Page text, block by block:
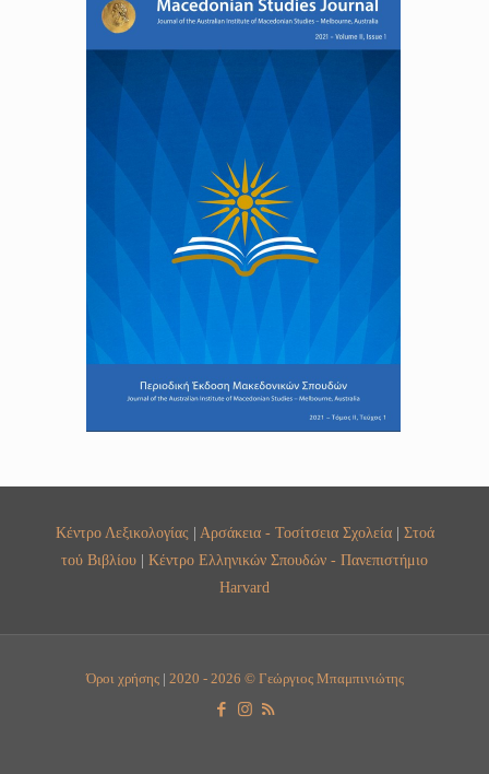
Κέντρο Λεξικολογίας | Αρσάκεια - Τοσίτσεια Σχολεία| Στοά
τού Βιβλίου | Κέντρο Ελληνικών Σπουδών - Πανεπιστήμιο
Harvard
Όροι χρήσης| 2020 - 2026 © Γεώργιος Μπαμπινιώτης